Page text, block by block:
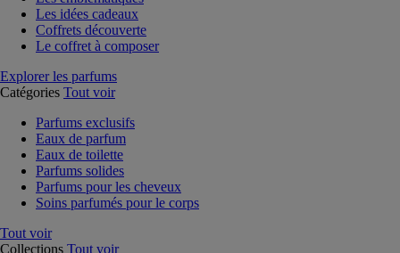
Les idées cadeaux
Coffrets découverte
Le coffret à composer
Explorer les parfums
Catégories Tout voir
Parfums exclusifs
Eaux de parfum
Eaux de toilette
Parfums solides
Parfums pour les cheveux
Soins parfumés pour le corps
Tout voir
Collections Tout voir